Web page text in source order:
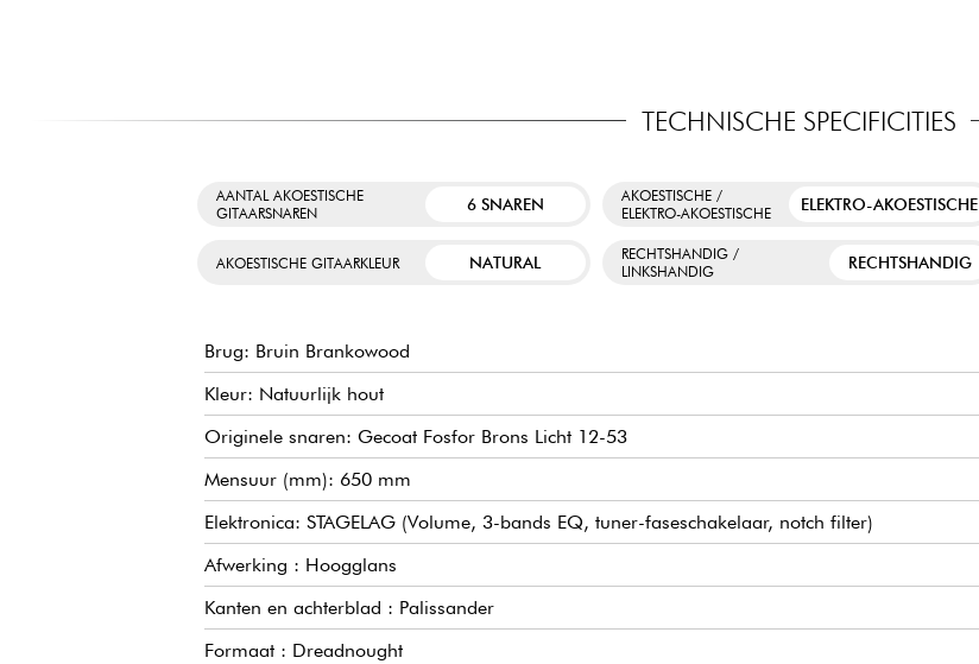
TECHNISCHE SPECIFICITIES
AANTAL AKOESTISCHE
GITAARSNAREN
6 SNAREN
AKOESTISCHE /
ELEKTRO-AKOESTISCHE
ELEKTRO-AKOESTISCHE
AKOESTISCHE GITAARKLEUR NATURAL
RECHTSHANDIG /
LINKSHANDIG
RECHTSHANDIG
Brug: Bruin Brankowood
Kleur: Natuurlijk hout
Originele snaren: Gecoat Fosfor Brons Licht 12-53
Mensuur (mm): 650 mm
Elektronica: STAGELAG (Volume, 3-bands EQ, tuner-faseschakelaar, notch filter)
Afwerking : Hoogglans
Kanten en achterblad : Palissander
Formaat : Dreadnought